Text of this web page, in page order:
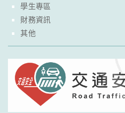
學生專區
財務資訊
其他